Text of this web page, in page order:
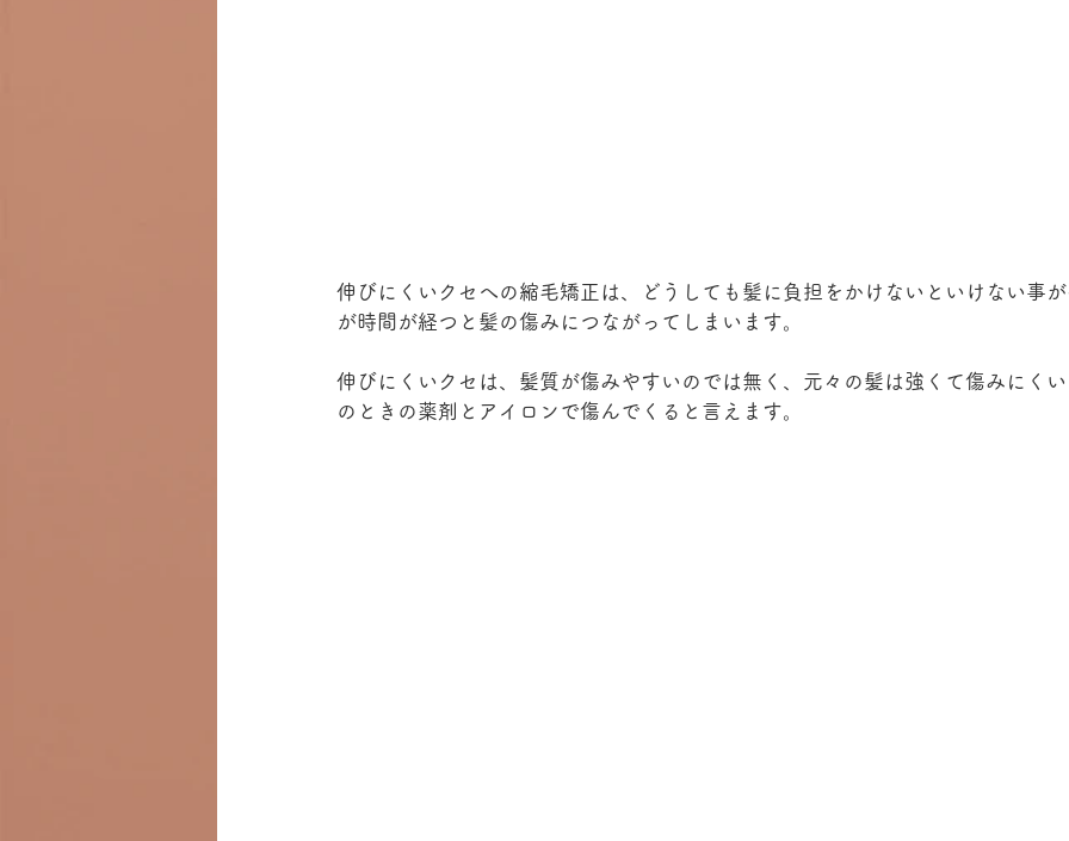
伸びにくいクセへの縮毛矯正は、どうしても髪に負担をかけないといけない事
が時間が経つと髪の傷みにつながってしまいます。
伸びにくいクセは、髪質が傷みやすいのでは無く、元々の髪は強くて傷みにく
のときの薬剤とアイロンで傷んでくると言えます。